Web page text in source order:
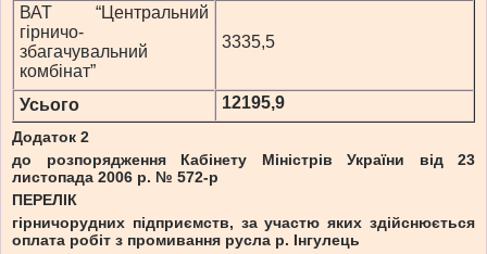
ВАТ “Центральний
гірничо-
збагачувальний
комбінат”
3335,5
Усього 12195,9
Додаток 2
до розпорядження Кабінету Міністрів України від 23
листопада 2006 р. № 572-р
ПЕРЕЛІК
гірничорудних підприємств, за участю яких здійснюється
оплата робіт з промивання русла р. Інгулець